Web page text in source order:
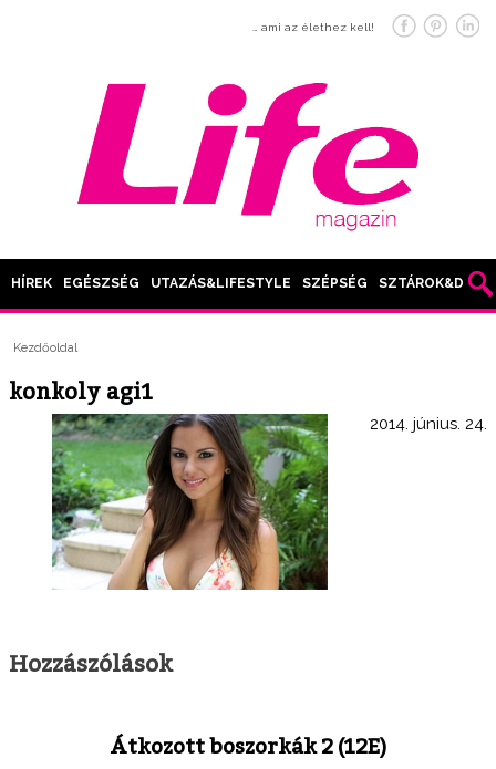
… ami az élethez kell!
HÍREK EGÉSZSÉG UTAZÁS&LIFESTYLE SZÉPSÉG SZTÁROK&DIVAT
Kezdőoldal
konkoly agi1
2014. június. 24.
Hozzászólások
Átkozott boszorkák 2 (12E)